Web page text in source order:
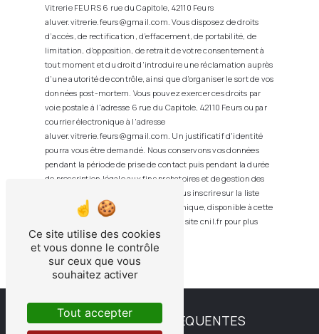
Vitrerie FEURS 6 rue du Capitole, 42110 Feurs
aluver.vitrerie.feurs@gmail.com. Vous disposez de droits
d’accès, de rectification, d’effacement, de portabilité, de
limitation, d’opposition, de retrait de votre consentement à
tout moment et du droit d’introduire une réclamation auprès
d’une autorité de contrôle, ainsi que d’organiser le sort de vos
données post-mortem. Vous pouvez exercer ces droits par
voie postale à l'adresse 6 rue du Capitole, 42110 Feurs ou par
courrier électronique à l'adresse
aluver.vitrerie.feurs@gmail.com. Un justificatif d'identité
pourra vous être demandé. Nous conservons vos données
pendant la période de prise de contact puis pendant la durée
de prescription légale aux fins probatoires et de gestion des
contentieux. Vous avez le droit de vous inscrire sur la liste
d'opposition au démarchage téléphonique, disponible à cette
. Consultez le site cnil.fr pour plus
d’informations sur vos droits.
RECHERCHES FRÉQUENTES
Ce site utilise des cookies
et vous donne le contrôle
sur ceux que vous
souhaitez activer
Tout accepter